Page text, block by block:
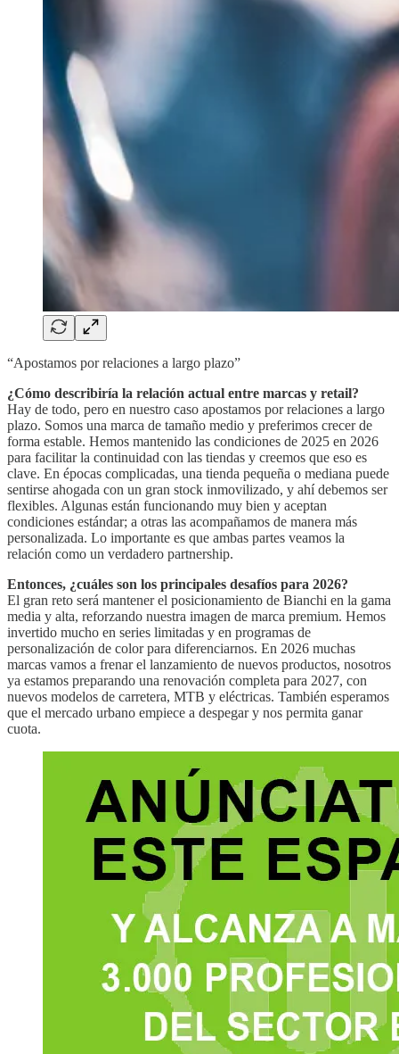
“Apostamos por relaciones a largo plazo”
¿Cómo describiría la relación actual entre marcas y retail?
Hay de todo, pero en nuestro caso apostamos por relaciones a largo
plazo. Somos una marca de tamaño medio y preferimos crecer de
forma estable. Hemos mantenido las condiciones de 2025 en 2026
para facilitar la continuidad con las tiendas y creemos que eso es
clave. En épocas complicadas, una tienda pequeña o mediana puede
sentirse ahogada con un gran stock inmovilizado, y ahí debemos ser
flexibles. Algunas están funcionando muy bien y aceptan
condiciones estándar; a otras las acompañamos de manera más
personalizada. Lo importante es que ambas partes veamos la
relación como un verdadero partnership.
Entonces, ¿cuáles son los principales desafíos para 2026?
El gran reto será mantener el posicionamiento de Bianchi en la gama
media y alta, reforzando nuestra imagen de marca premium. Hemos
invertido mucho en series limitadas y en programas de
personalización de color para diferenciarnos. En 2026 muchas
marcas vamos a frenar el lanzamiento de nuevos productos, nosotros
ya estamos preparando una renovación completa para 2027, con
nuevos modelos de carretera, MTB y eléctricas. También esperamos
que el mercado urbano empiece a despegar y nos permita ganar
cuota.